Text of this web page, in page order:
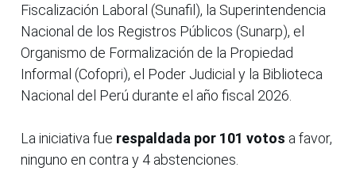
Fiscalización Laboral (Sunafil), la Superintendencia
Nacional de los Registros Públicos (Sunarp), el
Organismo de Formalización de la Propiedad
Informal (Cofopri), el Poder Judicial y la Biblioteca
Nacional del Perú durante el año fiscal 2026.
La iniciativa fue respaldada por 101 votos a favor,
ninguno en contra y 4 abstenciones.